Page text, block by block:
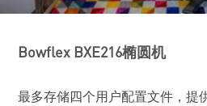
Bowflex BXE216椭圆机
最多存储四个用户配置文件，提